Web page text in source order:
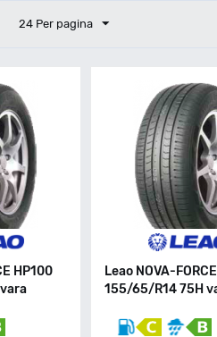
24 Per pagina
HP100
Leao NOVA-
155/65/R14 75H